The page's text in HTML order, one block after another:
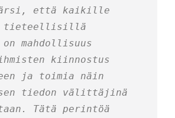
että kaikille
tieteellisillä
mahdollisuus
kiinnostus
ja toimia näin
tiedon välittäjinä
Tätä perintöä